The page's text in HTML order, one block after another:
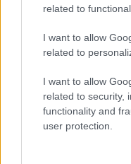
related to
I want to allow
related to
I want to allow
related to security,
functionality and
user protection.
Horóscopo de
Marta Ruiz · 4 Ago 2026